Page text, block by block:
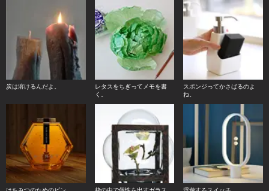
炭は溶けるんだよ。
レタスをちぎってメモを書
く。
スポンジってかさばるのよ
ね。